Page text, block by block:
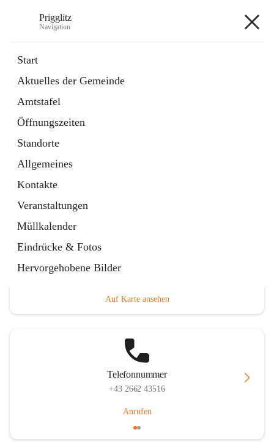
Prigglitz
Navigation
Start
Aktuelles der Gemeinde
Amtstafel
Öffnungszeiten
Standorte
Allgemeines
Kontakte
Veranstaltungen
Müllkalender
Eindrücke & Fotos
Hervorgehobene Bilder
Externe Webseite
in
Tab
Gemeindezeitung
Ordner
öffnet
in
neuem
Tab
Hauptadresse
Auf Karte ansehen
Telefonnummer
+43 2662 43516
Anrufen